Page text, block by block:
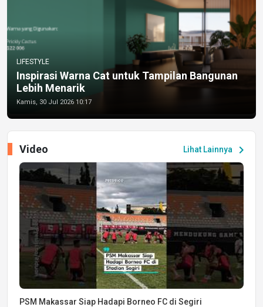
LIFESTYLE
Inspirasi Warna Cat untuk Tampilan Bangunan
Lebih Menarik
Kamis, 30 Jul 2026 10:17
Lihat Lainnya chevron_right
Video
PSM Makassar Siap Hadapi Borneo FC di Segiri